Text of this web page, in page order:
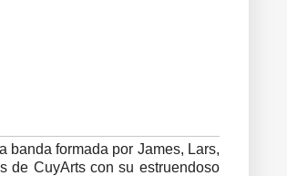
banda formada por James, Lars,
de CuyArts con su estruendoso